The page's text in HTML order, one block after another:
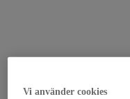
Vi använder cookies